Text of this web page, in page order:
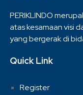
PERIKLINDO
atas kesamaan visi
yang bergerak di
Quick Link
Register